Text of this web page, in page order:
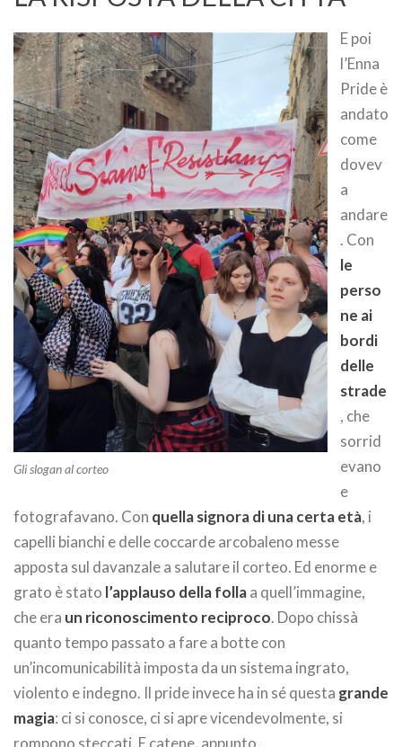
Gli slogan al corteo
E poi
l’Enna
Pride è
andato
come
dovev
a
andare
. Con
le
perso
ne ai
bordi
delle
strade
, che
sorrid
evano
e
fotografavano. Con quella signora di una certa età, i
capelli bianchi e delle coccarde arcobaleno messe
apposta sul davanzale a salutare il corteo. Ed enorme e
grato è stato l’applauso della follaa quell’immagine,
che era un riconoscimento reciproco. Dopo chissà
quanto tempo passato a fare a botte con
un’incomunicabilità imposta da un sistema ingrato,
violento e indegno. Il pride invece ha in sé questa grande
magia: ci si conosce, ci si apre vicendevolmente, si
rompono steccati. E catene, appunto.